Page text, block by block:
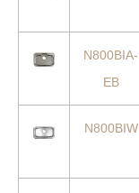
N800BIA-
EB
N800BIW